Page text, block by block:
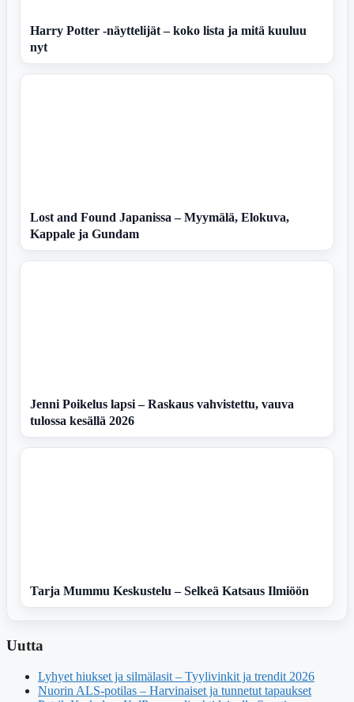
Harry Potter -näyttelijät – koko lista ja mitä kuuluu
nyt
Lost and Found Japanissa – Myymälä, Elokuva,
Kappale ja Gundam
Jenni Poikelus lapsi – Raskaus vahvistettu, vauva
tulossa kesällä 2026
Tarja Mummu Keskustelu – Selkeä Katsaus Ilmiöön
Uutta
Lyhyet hiukset ja silmälasit – Tyylivinkit ja trendit 2026
Nuorin ALS-potilas – Harvinaiset ja tunnetut tapaukset